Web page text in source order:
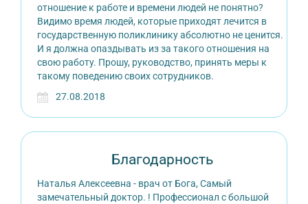
отношение к работе и времени людей не понятно?
Видимо время людей, которые приходят лечится в
государственную поликлинику абсолютно не ценится.
И я должна опаздывать из за такого отношения на
свою работу. Прошу, руководство, принять меры к
такому поведению своих сотрудников.
27.08.2018
Благодарность
Наталья Алексеевна - врач от Бога, Самый
замечательный доктор. ! Профессионал с большой